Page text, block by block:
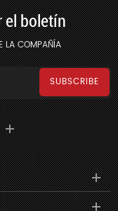
el boletín
LA COMPAÑÍA